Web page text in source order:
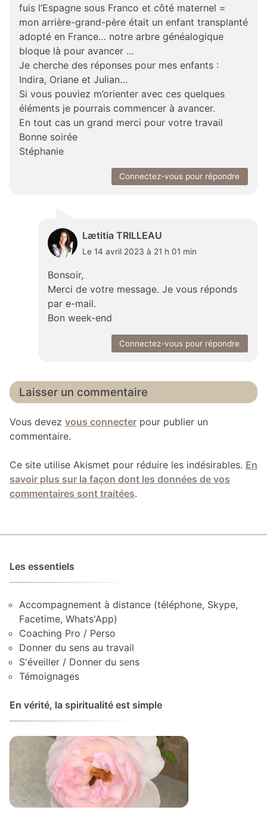
fuis l’Espagne sous Franco et côté maternel =
mon arrière-grand-père était un enfant transplanté
adopté en France… notre arbre généalogique
bloque là pour avancer …
Je cherche des réponses pour mes enfants :
Indira, Oriane et Julian…
Si vous pouviez m’orienter avec ces quelques
éléments je pourrais commencer à avancer.
En tout cas un grand merci pour votre travail
Bonne soirée
Stéphanie
Connectez-vous pour répondre
Lætitia TRILLEAU
Le 14 avril 2023 à 21 h 01 min
Bonsoir,
Merci de votre message. Je vous réponds
par e-mail.
Bon week-end
Connectez-vous pour répondre
Laisser un commentaire
Vous devez vous connecter pour publier un
commentaire.
Ce site utilise Akismet pour réduire les indésirables. En
savoir plus sur la façon dont les données de vos
commentaires sont traitées.
Les essentiels
Accompagnement à distance (téléphone, Skype,
Facetime, Whats'App)
Coaching Pro / Perso
Donner du sens au travail
S'éveiller / Donner du sens
Témoignages
En vérité, la spiritualité est simple